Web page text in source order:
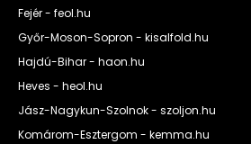
Fejér - feol.hu
Győr-Moson-Sopron - kisalfold.hu
Hajdú-Bihar - haon.hu
Heves - heol.hu
Jász-Nagykun-Szolnok - szoljon.hu
Komárom-Esztergom - kemma.hu